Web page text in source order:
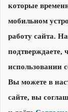
Запишитесь на
времени приема
Записаться на
Политикой
персональных
которые
мобильном
работу сайта.
использовании
Вы можете в
сайте, вы